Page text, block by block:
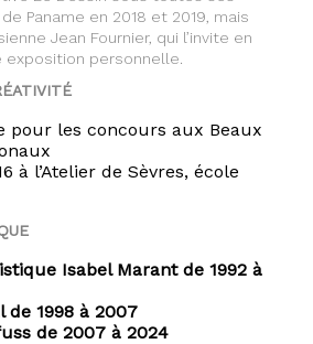
Paname en 2018 et 2019, mais
Jean Fournier, qui l’invite en
exposition personnelle.
pour les concours aux Beaux
à l’Atelier de Sèvres, école
Isabel Marant de 1992 à
de 1998 à 2007
de 2007 à 2024